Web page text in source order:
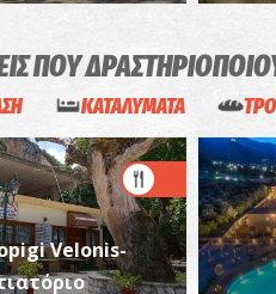
ΠΟΥ
ΚΑΤΑΛΥΜΑΤΑ
Velonis-